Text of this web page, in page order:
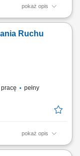
pokaż opis
ciągłości i
m.in.: analizę
monitorowanie stanu
Ruchu
pełny
pokaż opis
zapobiegających